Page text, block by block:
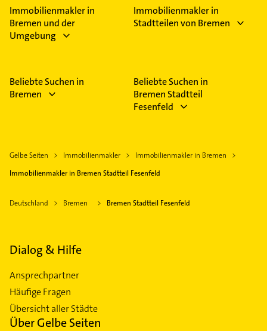
Immobilienmakler in
Bremen und der
Umgebung
Immobilienmakler in
Stadtteilen von Bremen
Beliebte Suchen in
Bremen
Beliebte Suchen in
Bremen Stadtteil
Fesenfeld
Gelbe Seiten Immobilienmakler
Immobilienmakler in Bremen
Immobilienmakler in Bremen Stadtteil Fesenfeld
Deutschland Bremen Bremen Stadtteil Fesenfeld
Dialog & Hilfe
Ansprechpartner
Häufige Fragen
Übersicht aller Städte
Über Gelbe Seiten